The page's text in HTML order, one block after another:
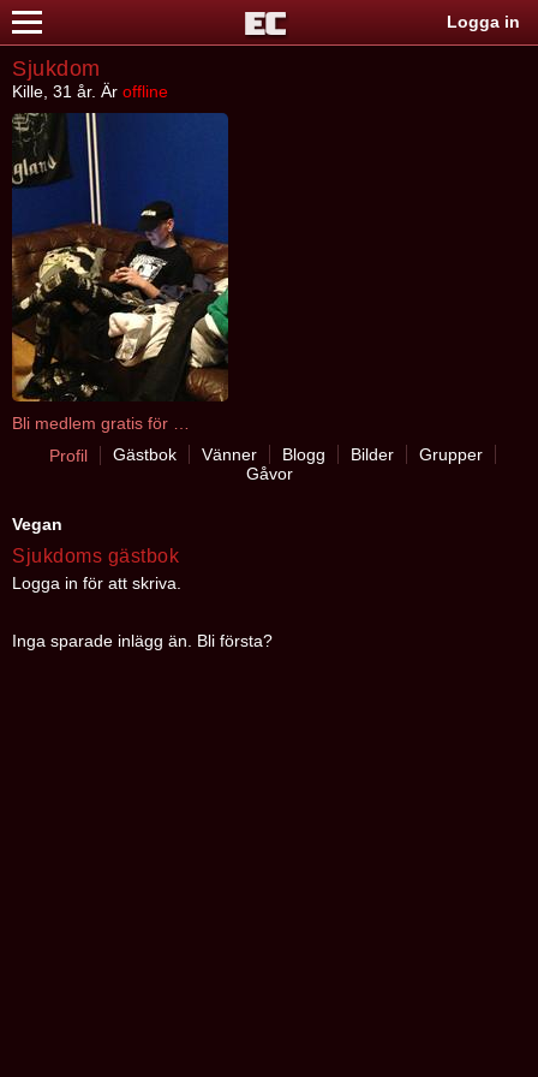
Logga in
Sjukdom
Kille, 31 år. Är offline
Profil
Gästbok Vänner Blogg Bilder
Grupper
Gåvor
Vegan
Sjukdoms gästbok
Logga in för att skriva.
Inga sparade inlägg än. Bli första?